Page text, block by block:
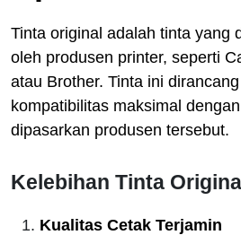
Tinta original adalah tinta yang
oleh produsen printer, seperti
atau Brother. Tinta ini
kompatibilitas maksimal
dipasarkan produsen tersebut.
Kelebihan Tinta
Kualitas Cetak Terjamin